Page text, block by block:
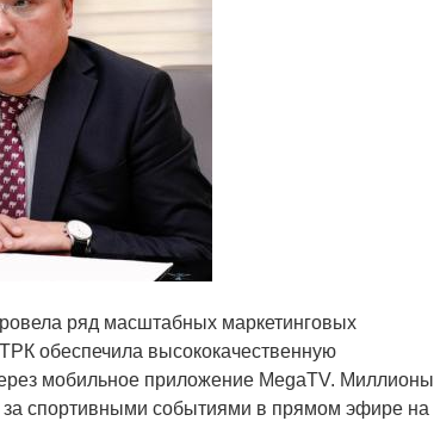
ряд масштабных маркетинговых
обеспечила высококачественную
мобильное приложение MegaTV. Миллионы
за спортивными событиями в прямом эфире на